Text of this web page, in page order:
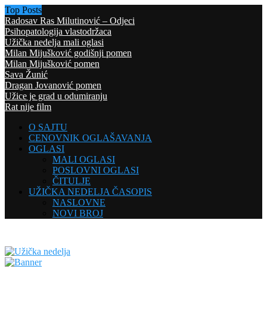
Top Posts
Radosav Ras Milutinović – Odjeci
Psihopatologija vlastodržaca
Užička nedelja mali oglasi
Milan Mijušković godišnji pomen
Milan Mijušković pomen
Sava Žunić
Dragan Jovanović pomen
Užice je grad u odumiranju
Rat nije film
O SAJTU
CENOVNIK OGLAŠAVANJA
OGLASI
MALI OGLASI
POSLOVNI OGLASI
ČITULJE
UŽIČKA NEDELJA ČASOPIS
NASLOVNE
NOVI BROJ